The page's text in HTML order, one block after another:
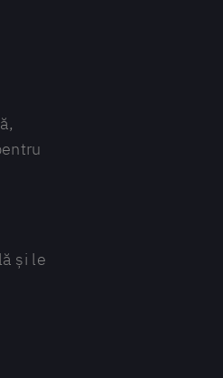
și le